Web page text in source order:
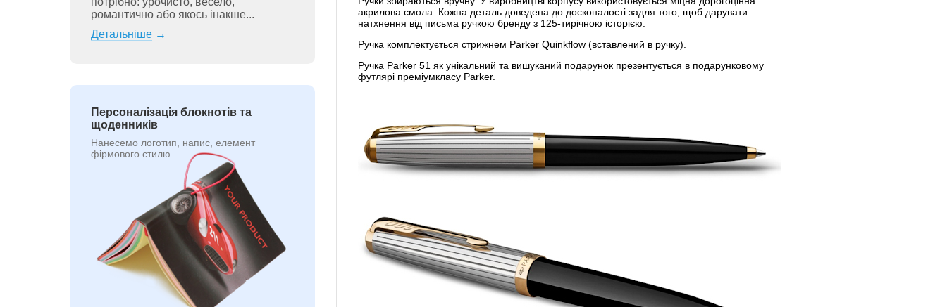
романтично або якось інакше...
Детальніше→
Персоналізація блокнотів та
щоденників
Нанесемо логотип, напис, елемент
фірмового стилю.
акрилова смола. Кожна деталь доведена до досконалості задля того, щоб дарувати
натхнення від письма ручкою бренду з 125-тирічною історією.
Ручка комплектується стрижнем Parker Quinkflow (вставлений в ручку).
Ручка Parker 51 як унікальний та вишуканий подарунок презентується в подарунковому
футлярі преміумкласу Parker.